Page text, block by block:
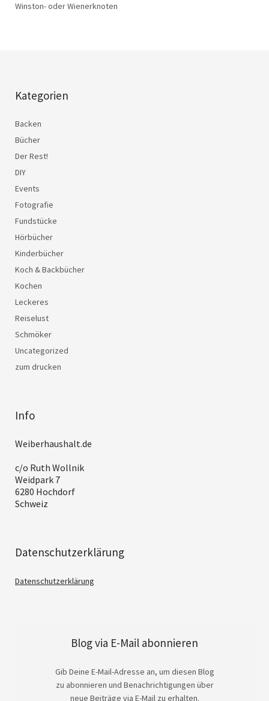
Winston- oder Wienerknoten
Kategorien
Backen
Bücher
Der Rest!
DIY
Events
Fotografie
Fundstücke
Hörbücher
Kinderbücher
Koch & Backbücher
Kochen
Leckeres
Reiselust
Schmöker
Uncategorized
zum drucken
Info
Weiberhaushalt.de
c/o Ruth Wollnik
Weidpark 7
6280 Hochdorf
Schweiz
Datenschutzerklärung
Datenschutzerklärung
Blog via E-Mail abonnieren
Gib Deine E-Mail-Adresse an, um diesen Blog
zu abonnieren und Benachrichtigungen über
neue Beiträge via E-Mail zu erhalten.